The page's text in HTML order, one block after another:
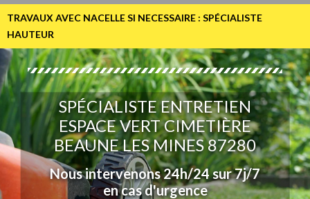
TRAVAUX AVEC NACELLE SI NECESSAIRE : SPÉCIALISTE
HAUTEUR
SPÉCIALISTE ENTRETIEN
ESPACE VERT CIMETIÈRE
BEAUNE LES MINES 87280
Nous intervenons 24h/24 sur 7j/7
en cas d'urgence